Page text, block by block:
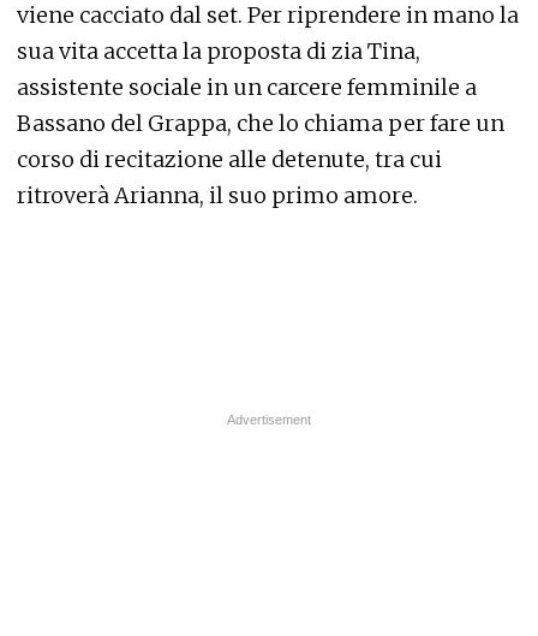
viene cacciato dal set. Per riprendere in mano la
sua vita accetta la proposta di zia Tina,
assistente sociale in un carcere femminile a
Bassano del Grappa, che lo chiama per fare un
corso di recitazione alle detenute, tra cui
ritroverà Arianna, il suo primo amore.